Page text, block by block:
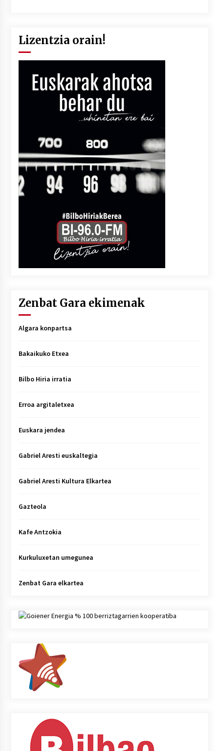
Lizentzia orain!
Zenbat Gara ekimenak
Algara konpartsa
Bakaikuko Etxea
Bilbo Hiria irratia
Erroa argitaletxea
Euskara jendea
Gabriel Aresti euskaltegia
Gabriel Aresti Kultura Elkartea
Gazteola
Kafe Antzokia
Kurkuluxetan umegunea
Zenbat Gara elkartea